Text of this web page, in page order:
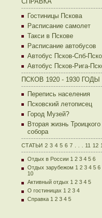
Гостиницы Пскова
Расписание самолет
Такси в Пскове
Расписание автобусов
Автобус Псков-Спб-
Автобус Псков-Рига-
ПСКОВ 1920 - 1930 ГОДЫ
Перепись населения
Псковский летописец
Город Музей?
Вторая жизнь Троицкого
собора
СТАТЬИ 2 3 4 5 6 7 11 12
Отдых в России 1 2 3 4 5 6
Отдых зарубежом 1 2 3 4 5 6
10
Активный отдых 1 2 3 4 5
О гостиницах 1 2 3 4
Справка 1 2 3 4 5